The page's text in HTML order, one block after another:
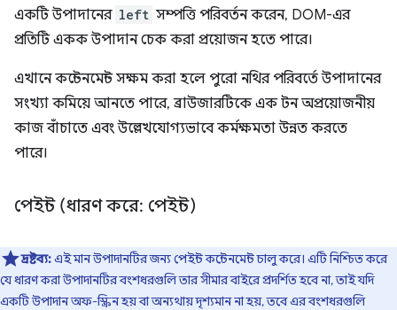
একটি উপাদানের left সম্পত্তি পরিবর্তন করেন, DOM-এর
প্রতিটি একক উপাদান চেক করা প্রয়োজন হতে পারে।
এখানে কন্টেনমেন্ট সক্ষম করা হলে পুরো নথির পরিবর্তে উপাদানের
সংখ্যা কমিয়ে আনতে পারে, ব্রাউজারটিকে এক টন অপ্রয়োজনীয়
কাজ বাঁচাতে এবং উল্লেখযোগ্যভাবে কর্মক্ষমতা উন্নত করতে
পারে।
পেইন্ট (ধারণ করে: পেইন্ট)
দ্রষ্টব্য:এই মান উপাদানটির জন্য পেইন্ট কন্টেনমেন্ট চালু করে। এটি নিশ্চিত করে
যে ধারণ করা উপাদানটির বংশধরগুলি তার সীমার বাইরে প্রদর্শিত হবে না, তাই যদি
একটি উপাদান অফ-স্ক্রিন হয় বা অন্যথায় দৃশ্যমান না হয়, তবে এর বংশধরগুলি